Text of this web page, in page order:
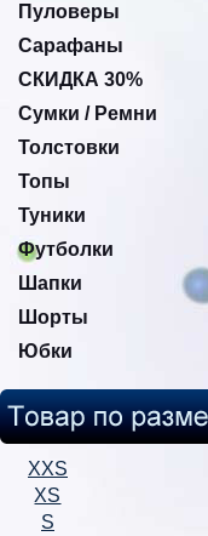
Пуловеры
Сарафаны
СКИДКА 30%
Сумки / Ремни
Толстовки
Топы
Туники
Футболки
Шапки
Шорты
Юбки
XXS
XS
S